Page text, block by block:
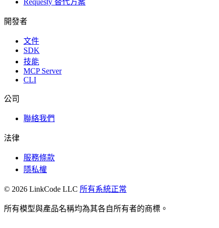
開發者
文件
SDK
技能
MCP Server
CLI
公司
聯絡我們
法律
服務條款
隱私權
© 2026 LinkCode LLC 所有系統正常
所有模型與產品名稱均為其各自所有者的商標。